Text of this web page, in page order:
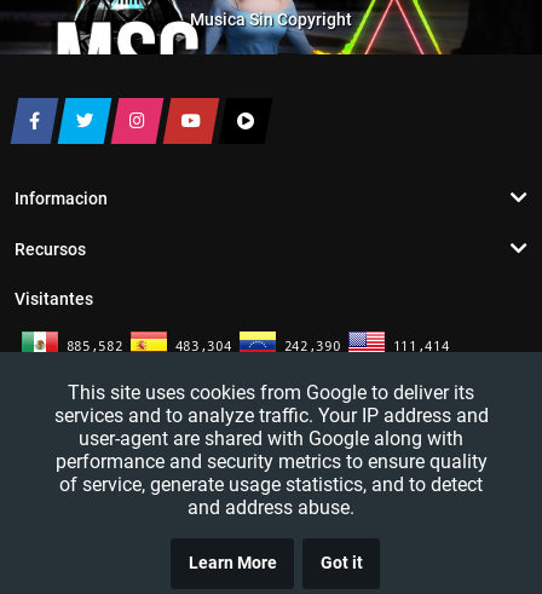
Musica Sin Copyright
Informacion
Recursos
Visitantes
— All rights reserved
This site uses cookies from Google to deliver its
services and to analyze traffic. Your IP address and
user-agent are shared with Google along with
performance and security metrics to ensure quality
of service, generate usage statistics, and to detect
and address abuse.
Learn More Got it